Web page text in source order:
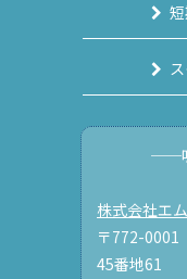
──
株式会社エ
〒772-0001
45番地61